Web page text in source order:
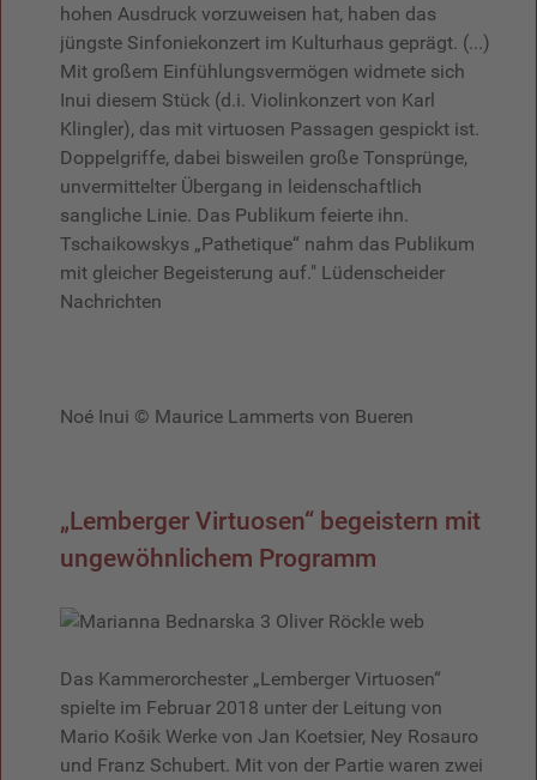
hohen Ausdruck vorzuweisen hat, haben das
jüngste Sinfoniekonzert im Kulturhaus geprägt. (...)
Mit großem Einfühlungsvermögen widmete sich
Inui diesem Stück (d.i. Violinkonzert von Karl
Klingler), das mit virtuosen Passagen gespickt ist.
Doppelgriffe, dabei bisweilen große Tonsprünge,
unvermittelter Übergang in leidenschaftlich
sangliche Linie. Das Publikum feierte ihn.
Tschaikowskys „Pathetique“ nahm das Publikum
mit gleicher Begeisterung auf." Lüdenscheider
Nachrichten
Noé Inui © Maurice Lammerts von Bueren
„Lemberger Virtuosen“ begeistern mit
ungewöhnlichem Programm
Das Kammerorchester „Lemberger Virtuosen“
spielte im Februar 2018 unter der Leitung von
Mario Košik Werke von Jan Koetsier, Ney Rosauro
und Franz Schubert. Mit von der Partie waren zwei